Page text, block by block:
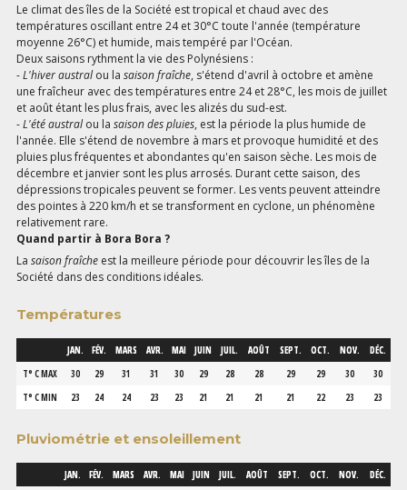
Le climat des îles de la Société est tropical et chaud avec des
températures oscillant entre 24 et 30°C toute l'année (température
moyenne 26°C) et humide, mais tempéré par l'Océan.
Deux saisons rythment la vie des Polynésiens :
-L'hiver australou la saison fraîche, s'étend d'avril à octobre et amène
une fraîcheur avec des températures entre 24 et 28°C, les mois de juillet
et août étant les plus frais, avec les alizés du sud-est.
-L'été australou la saison des pluies, est la période la plus humide de
l'année. Elle s'étend de novembre à mars et provoque humidité et des
pluies plus fréquentes et abondantes qu'en saison sèche. Les mois de
décembre et janvier sont les plus arrosés. Durant cette saison, des
dépressions tropicales peuvent se former. Les vents peuvent atteindre
des pointes à 220 km/h et se transforment en cyclone, un phénomène
relativement rare.
Quand partir à Bora Bora ?
La saison fraîche est la meilleure période pour découvrir les îles de la
Société dans des conditions idéales.
Températures
JAN. FÉV. MARS AVR. MAI JUIN JUIL. AOÛT SEPT. OCT. NOV.
DÉC.
T° C MAX
30 29 31 31 30 29 28 28 29 29 30
30
T° C MIN
23 24 24 23 23 21 21 21 21 22 23 23
Pluviométrie et ensoleillement
JAN. FÉV. MARS AVR. MAI JUIN JUIL. AOÛT SEPT. OCT. NOV.
DÉC.